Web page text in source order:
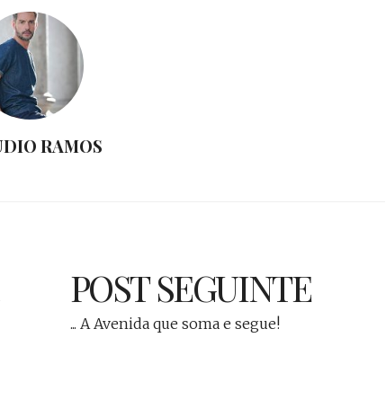
RAMOS
POST SEGUINTE
... A Avenida que soma e segue!